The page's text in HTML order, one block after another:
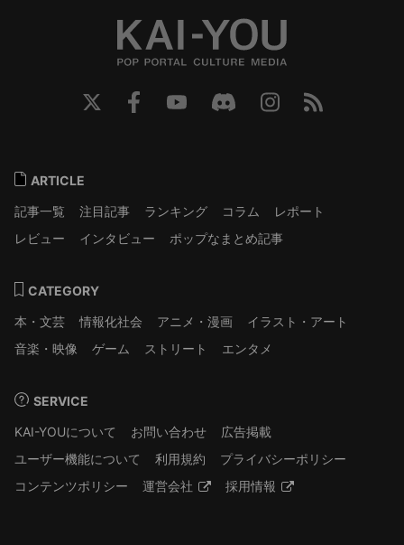
ARTICLE
記事一覧
注目記事 ランキング コラム
レポート
レビュー
インタビュー ポップなまとめ記事
CATEGORY
本・文芸
情報化社会 アニメ・漫画
イラスト・アート
音楽・映像
ゲーム ストリート エンタメ
SERVICE
KAI-YOUについて
お問い合わせ
広告掲載
ユーザー機能について
利用規約
プライバシーポリシー
コンテンツポリシー
運営会社 採用情報